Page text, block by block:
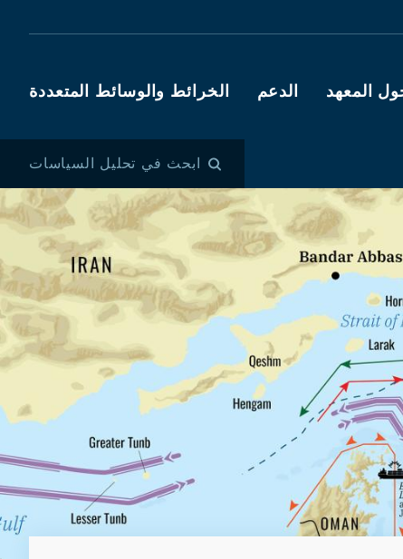
المعهد الدعم الخرائط والوسائط المتعددة
ابحث في تحليل السياسات